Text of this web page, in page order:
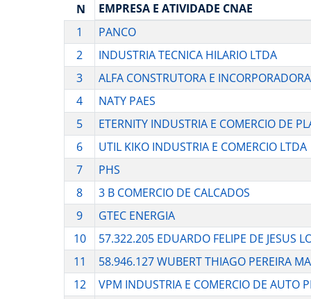
N
EMPRESA E ATIVIDADE CNAE
1
PANCO
2
INDUSTRIA TECNICA HILARIO LTDA
3
ALFA CONSTRUTORA E INCORPORADORA
4
NATY PAES
5
ETERNITY INDUSTRIA E COMERCIO DE
6
UTIL KIKO INDUSTRIA E COMERCIO LTDA
7
PHS
8
3 B COMERCIO DE CALCADOS
9
GTEC ENERGIA
10
57.322.205 EDUARDO FELIPE DE JESUS
11
58.946.127 WUBERT THIAGO PEREIRA
12
VPM INDUSTRIA E COMERCIO DE AUTO